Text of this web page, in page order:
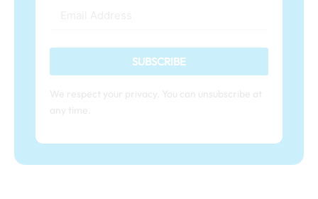
SUBSCRIBE